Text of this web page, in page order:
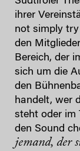
ihrer
not simply try
den
Bereich, der
sich um die
den
handelt, wer
steht oder im
den Sound
jemand, der